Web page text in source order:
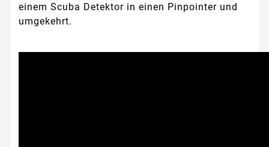
einem Scuba Detektor in einen Pinpointer und
umgekehrt.